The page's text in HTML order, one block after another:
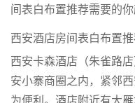
间表白布置推荐需要的你
西安酒店房间表白布置
西安卡森酒店（朱雀路
安小寨商圈之内，紧邻